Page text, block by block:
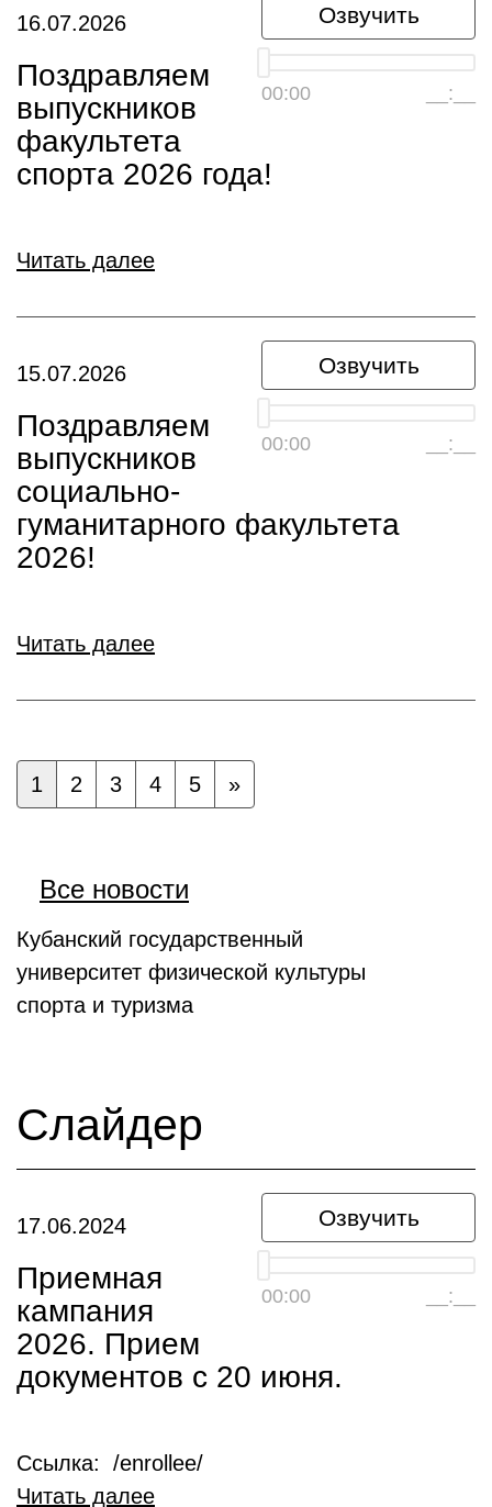
Озвучить
00:00 __:__
16.07.2026
Поздравляем
выпускников
факультета
спорта 2026 года!
Читать далее
Озвучить
00:00 __:__
15.07.2026
Поздравляем
выпускников
социально-
гуманитарного факультета
2026!
Читать далее
1 2 3 4 5 »
Все новости
Кубанский государственный
университет физической культуры
спорта и туризма
Слайдер
Озвучить
00:00 __:__
17.06.2024
Приемная
кампания
2026. Прием
документов с 20 июня.
Ссылка: /enrollee/
Читать далее